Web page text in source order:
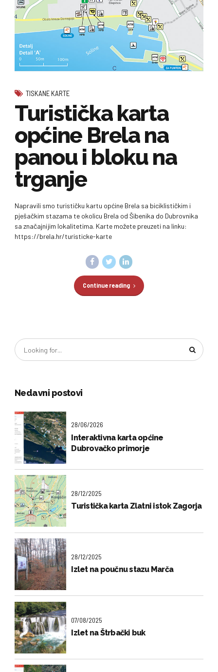
TISKANE KARTE
Turistička karta
općine Brela na
panou i bloku na
trganje
Napravili smo turističku kartu općine Brela sa biciklističkim i
pješačkim stazama te okolicu Brela od Šibenika do Dubrovnika
sa značajnijim lokalitetima. Karte možete preuzeti na linku:
https://brela.hr/turisticke-karte
Continue reading
Nedavni postovi
28/06/2026
Interaktivna karta općine
Dubrovačko primorje
28/12/2025
Turistička karta Zlatni istok Zagorja
28/12/2025
Izlet na poučnu stazu Marča
07/08/2025
Izlet na Štrbački buk